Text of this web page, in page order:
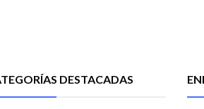
DESTACADAS